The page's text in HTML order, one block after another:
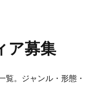
ア募集
覧。ジャンル・形態・